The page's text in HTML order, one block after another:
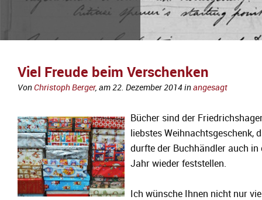
Viel Freude beim Verschenken
VonChristoph Berger, am22. Dezember 2014inangesagt
Bücher sind der
liebstes Weihnachtsgeschenk,
durfte der Buchhändler auch in
Jahr wieder feststellen.
Ich wünsche Ihnen nicht nur